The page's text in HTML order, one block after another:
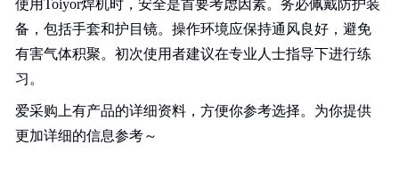
使用Toiyor焊机时，安全是首要考虑因素。务必佩戴防护装
备，包括手套和护目镜。操作环境应保持通风良好，避免
有害气体积聚。初次使用者建议在专业人士指导下进行练
习。
爱采购上有产品的详细资料，方便你参考选择。为你提供
更加详细的信息参考～